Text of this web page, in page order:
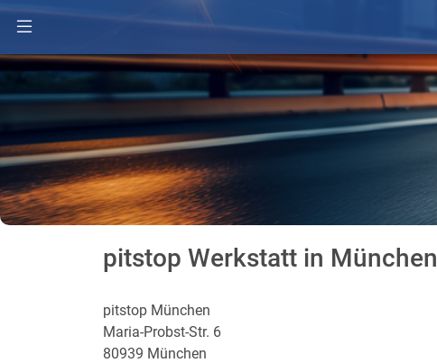
pitstop Werkstatt in München
pitstop München
Maria-Probst-Str. 6
80939 München